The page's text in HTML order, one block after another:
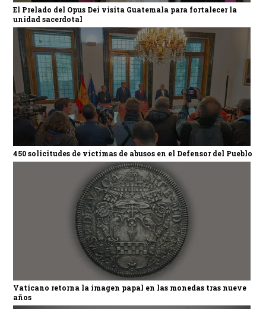
El Prelado del Opus Dei visita Guatemala para fortalecer la
unidad sacerdotal
450 solicitudes de víctimas de abusos en el Defensor del Pueblo
Vaticano retorna la imagen papal en las monedas tras nueve
años